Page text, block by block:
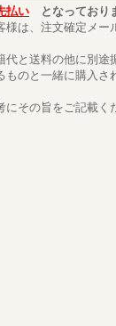
払い となっており
は、注文確定メ
と送料の他に別途
のと一緒に購入
その旨をご記載く